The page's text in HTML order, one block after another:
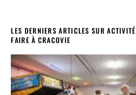
LES DERNIERS ARTICLES SUR
FAIRE À CRACOVIE